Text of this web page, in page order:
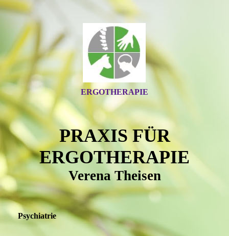
ERGOTHERAPIE
PRAXIS FÜR
ERGOTHERAPIE
Verena Theisen
Psychiatrie